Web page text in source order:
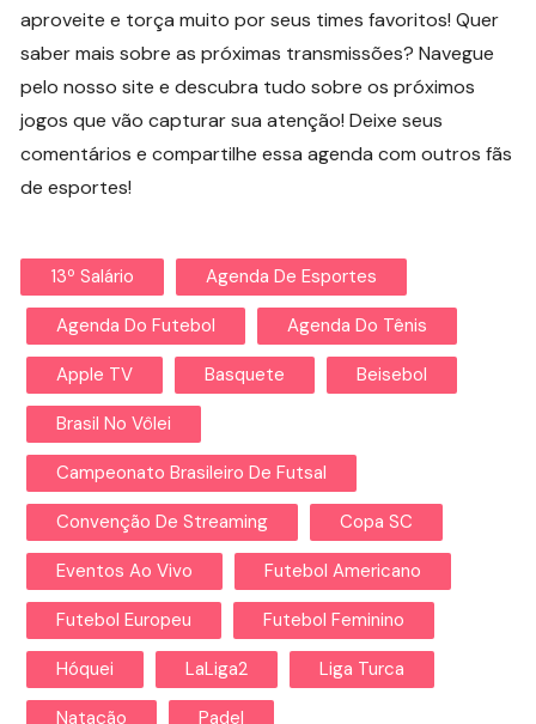
aproveite e torça muito por seus times favoritos! Quer
saber mais sobre as próximas transmissões? Navegue
pelo nosso site e descubra tudo sobre os próximos
jogos que vão capturar sua atenção! Deixe seus
comentários e compartilhe essa agenda com outros fãs
de esportes!
13º Salário Agenda De Esportes
Agenda Do Futebol Agenda Do Tênis
Apple TV Basquete Beisebol
Brasil No Vôlei
Campeonato Brasileiro De Futsal
Convenção De Streaming Copa SC
Eventos Ao Vivo Futebol Americano
Futebol Europeu Futebol Feminino
Hóquei LaLiga2 Liga Turca
Natação Padel